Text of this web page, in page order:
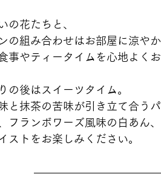
の花たちと、
の組み合わせはお部屋に涼や
事やティータイムを心地よくお
の後はスイーツタイム。
と抹茶の苦味が引き立て合うパ
フランボワーズ風味の白あん
ストをお楽しみください。